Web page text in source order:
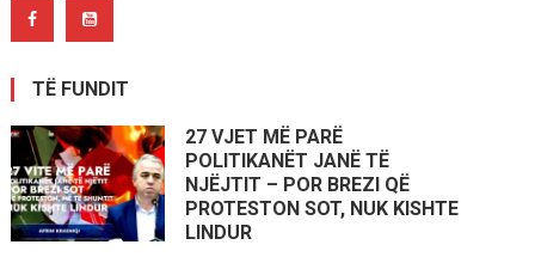
TË FUNDIT
27 VJET MË PARË
POLITIKANËT JANË TË
NJËJTIT – POR BREZI QË
PROTESTON SOT, NUK KISHTE
LINDUR